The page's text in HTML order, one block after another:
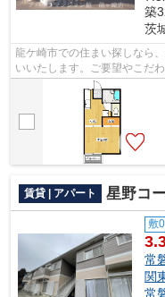
築
茨
龍ケ崎市での住まい探しなら
いいたします。ご要望やこだ
to.co.jpにてお申し付け下さい
賃貸 | アパート 星野コ
敷0
常
関
常